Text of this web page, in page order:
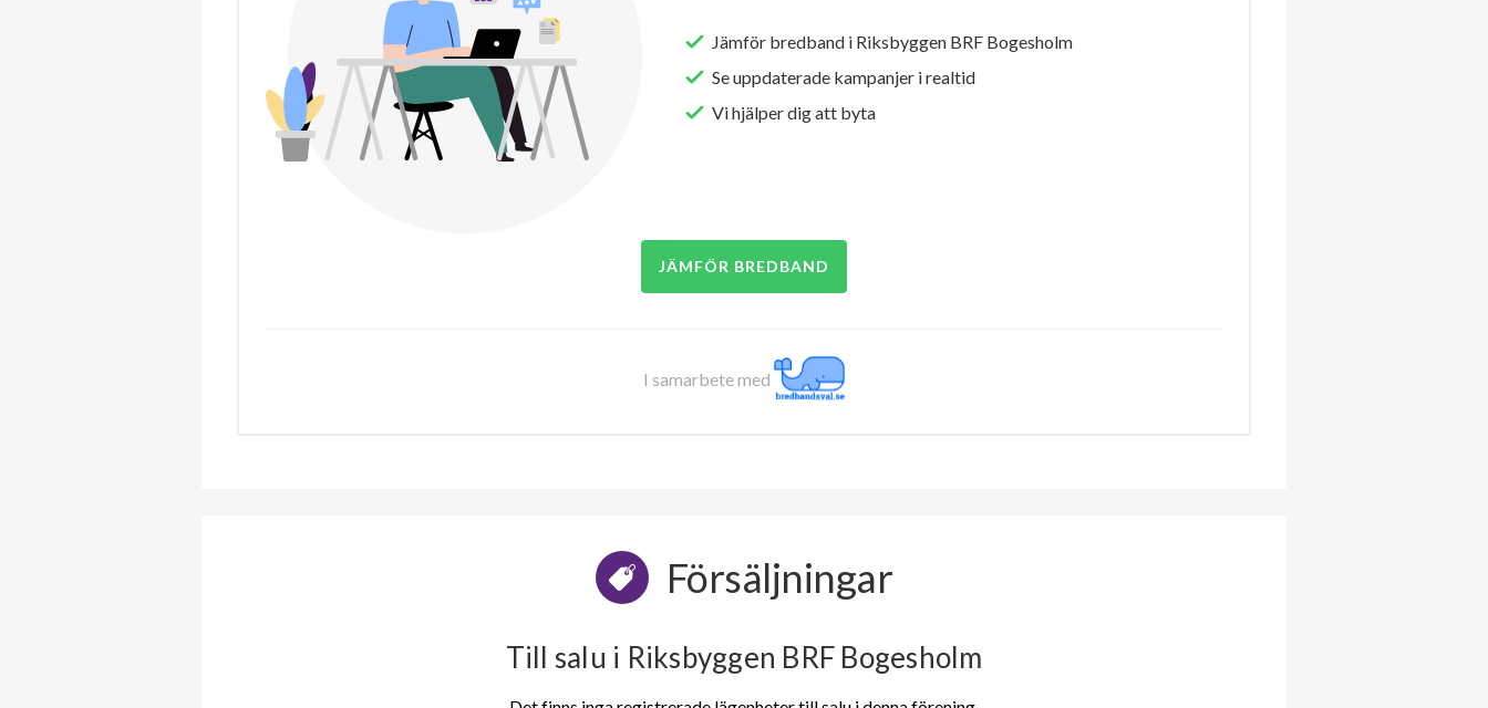
Jämför bredband i Riksbyggen BRF Bogesholm
Se uppdaterade kampanjer i realtid
Vi hjälper dig att byta
JÄMFÖR BREDBAND
I samarbete med
Försäljningar
Till salu i Riksbyggen BRF Bogesholm